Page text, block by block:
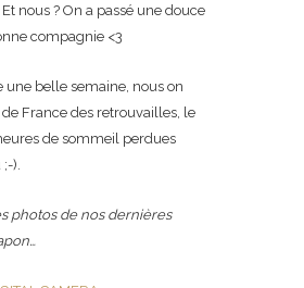
nous ? On a passé une douce
compagnie <3
une belle semaine, nous on
France des retrouvailles, le
de sommeil perdues
).
photos de nos dernières